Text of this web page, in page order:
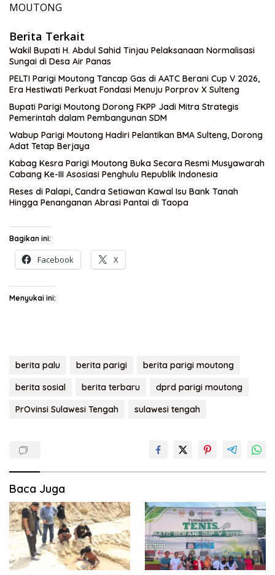
MOUTONG
Berita Terkait
Wakil Bupati H. Abdul Sahid Tinjau Pelaksanaan Normalisasi
Sungai di Desa Air Panas
PELTI Parigi Moutong Tancap Gas di AATC Berani Cup V 2026,
Era Hestiwati Perkuat Fondasi Menuju Porprov X Sulteng
Bupati Parigi Moutong Dorong FKPP Jadi Mitra Strategis
Pemerintah dalam Pembangunan SDM
Wabup Parigi Moutong Hadiri Pelantikan BMA Sulteng, Dorong
Adat Tetap Berjaya
Kabag Kesra Parigi Moutong Buka Secara Resmi Musyawarah
Cabang Ke-III Asosiasi Penghulu Republik Indonesia
Reses di Palapi, Candra Setiawan Kawal Isu Bank Tanah
Hingga Penanganan Abrasi Pantai di Taopa
Bagikan ini:
Facebook X
Menyukai ini:
berita palu berita parigi
berita parigi moutong
berita sosial
berita terbaru
dprd parigi moutong
PrOvinsi Sulawesi Tengah
sulawesi tengah
Baca Juga